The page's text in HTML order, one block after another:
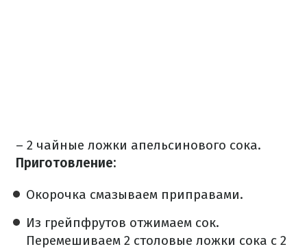
– 2 чайные ложки апельсинового сока.
Приготовление:
Окорочка смазываем приправами.
Из грейпфрутов отжимаем сок.
Перемешиваем 2 столовые ложки сока с 2